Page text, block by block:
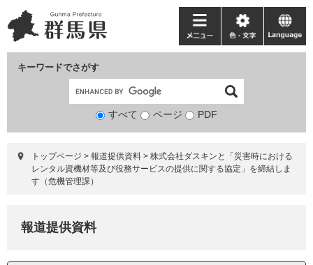
ー
ジ
ニ
ュ
て
キーワードでさがす
検
象
すべて ページ PDF
メ
ニ
ー
色・
文
language
トップページ > 報道提供資料 > 株式会社ダスキンと「災害時における
レンタル資機材等及び役務サービスの提供に関する協定」を締結しま
す（危機管理課）
報道提供資料